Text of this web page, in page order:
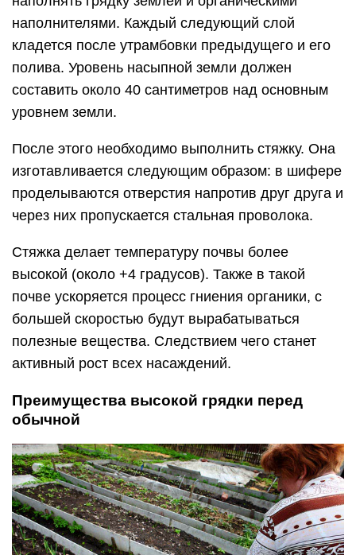
наполнителями. Каждый следующий слой
кладется после утрамбовки предыдущего и его
полива. Уровень насыпной земли должен
составить около 40 сантиметров над основным
уровнем земли.
После этого необходимо выполнить стяжку. Она
изготавливается следующим образом: в шифере
проделываются отверстия напротив друг друга и
через них пропускается стальная проволока.
Стяжка делает температуру почвы более
высокой (около +4 градусов). Также в такой
почве ускоряется процесс гниения органики, с
большей скоростью будут вырабатываться
полезные вещества. Следствием чего станет
активный рост всех насаждений.
Преимущества высокой грядки перед
обычной